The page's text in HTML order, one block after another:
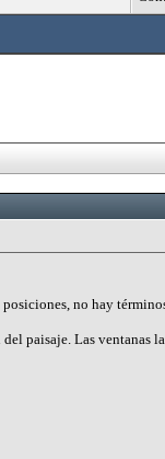
no hay
paisaje. Las ventanas